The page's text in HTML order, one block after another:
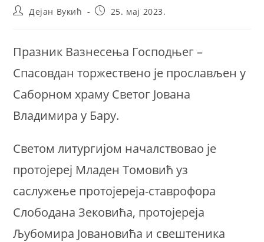
PostДејан Вукић
Post25. мај 2023.
Празник Вазнесења Господњег –
Спасовдан торжествено је прослављен у
Саборном храму Светог Јована
Владимира у Бару.
Светом литургијом началствовао је
протојереј Младен Томовић уз
саслужење протојереја-ставрофора
Слободана Зековића, протојереја
Љубомира Јовановића и свештеника